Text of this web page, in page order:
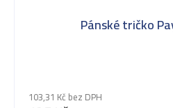
Pánské tričko
103,31 Kč bez DPH